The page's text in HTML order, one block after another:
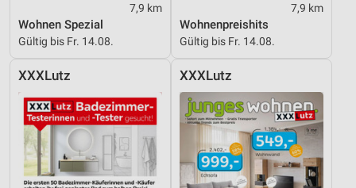
7,9 km
Wohnen Spezial
Gültig bis Fr. 14.08.
7,9 km
Wohnenpreishits
Gültig bis Fr. 14.08.
XXXLutz XXXLutz